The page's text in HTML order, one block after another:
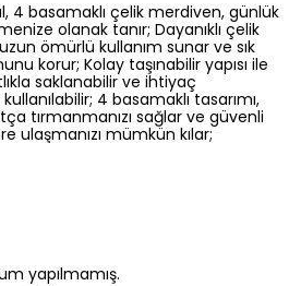
4 basamaklı çelik merdiven, günlük
olanak tanır; Dayanıklı çelik
ömürlü kullanım sunar ve sık
korur; Kolay taşınabilir yapısı ile
saklanabilir ve ihtiyaç
4 basamaklı tasarımı,
tırmanmanızı sağlar ve güvenli
ulaşmanızı mümkün kılar;
yapılmamış.